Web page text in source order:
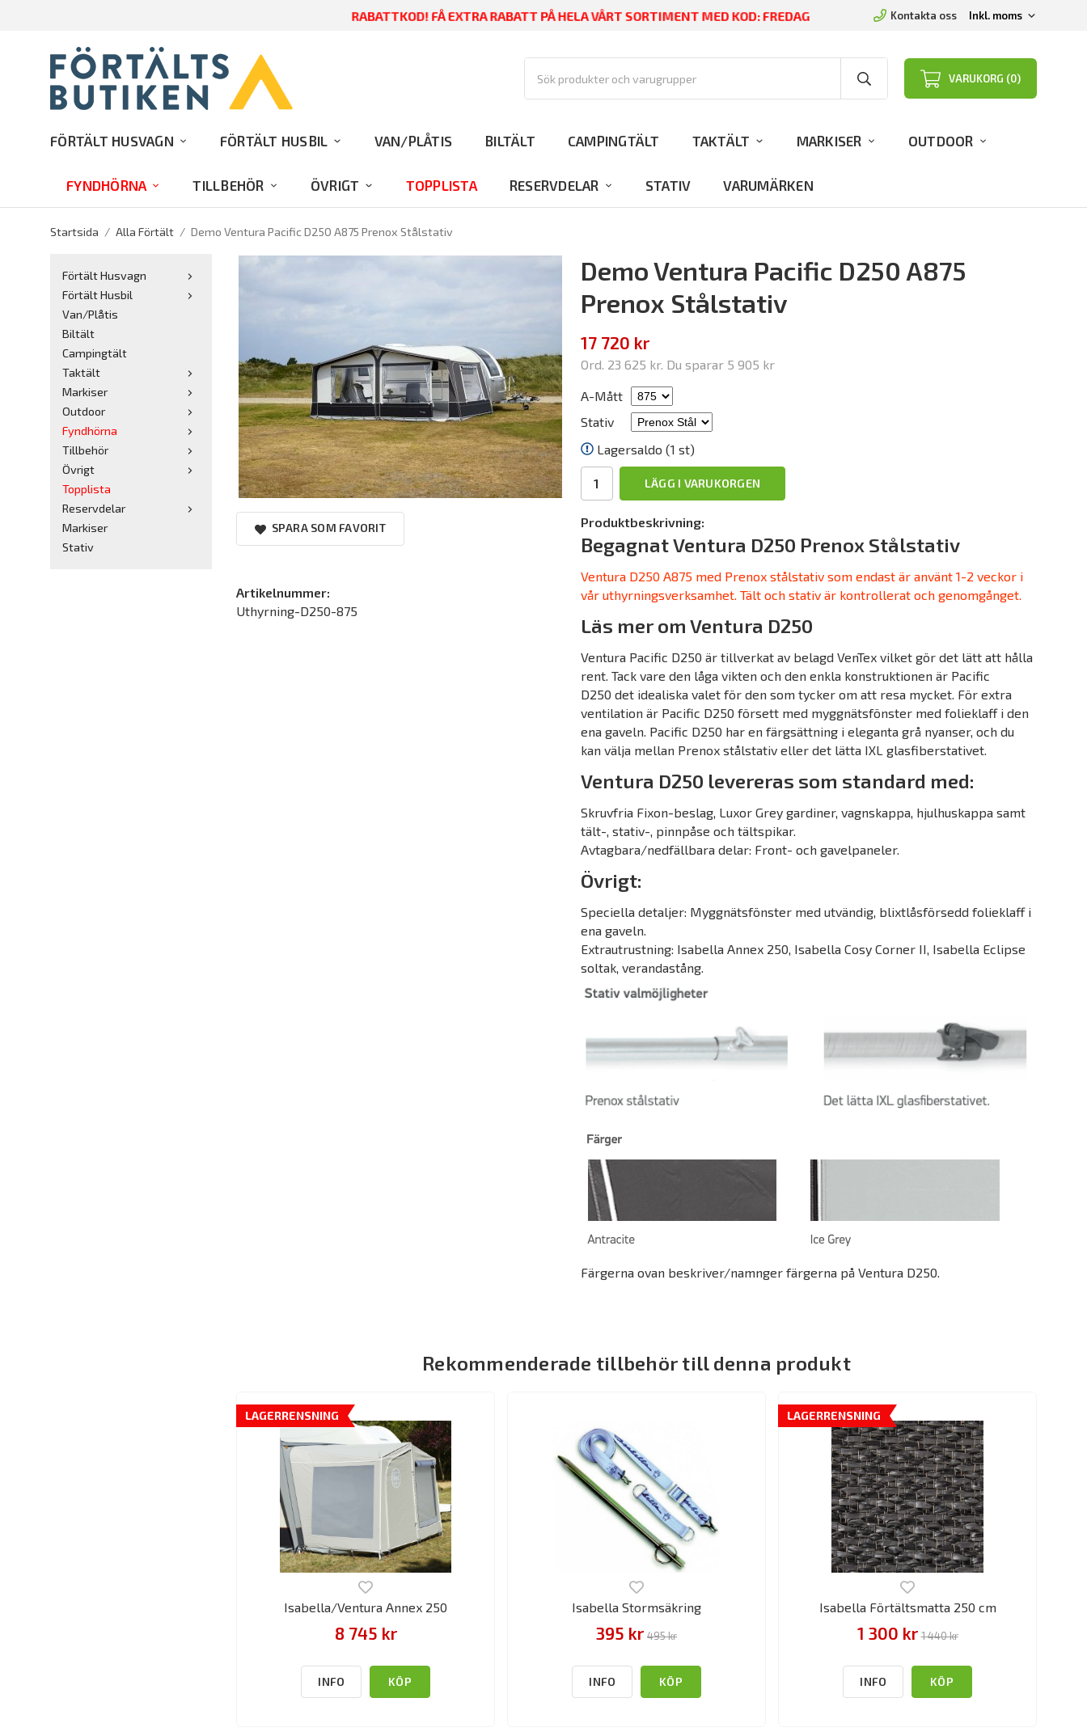
RABATTKOD! FÅ EXTRA RABATT PÅ HELA VÅRT SORTIMENT MED KOD: FREDAG Kontakta oss
VARUKORG (0)
FÖRTÄLT HUSVAGN FÖRTÄLT HUSBIL VAN/PLÅTIS BILTÄLT CAMPINGTÄLT TAKTÄLT MARKISER OUTDOOR
FYNDHÖRNA TILLBEHÖR ÖVRIGT TOPPLISTA RESERVDELAR STATIV VARUMÄRKEN
Startsida / Alla Förtält / Demo Ventura Pacific D250 A875 Prenox Stålstativ
Förtält Husvagn
Förtält Husbil
Van/Plåtis
Biltält
Campingtält
Taktält
Markiser
Outdoor
Fyndhörna
Tillbehör
Övrigt
Topplista
Reservdelar
Markiser
Stativ
Demo Ventura Pacific D250 A875
Prenox Stålstativ
17 720 kr
Ord. 23 625 kr. Du sparar 5 905 kr
A-Mått
Stativ
Lagersaldo (1 st)
LÄGG I VARUKORGEN
Produktbeskrivning:
Begagnat Ventura D250 Prenox Stålstativ
Ventura D250 A875 med Prenox stålstativ som endast är använt 1-2 veckor i
vår uthyrningsverksamhet. Tält och stativ är kontrollerat och genomgånget.
Läs mer om Ventura D250
Ventura Pacific D250 är tillverkat av belagd VenTex vilket gör det lätt att hålla
rent. Tack vare den låga vikten och den enkla konstruktionen är Pacific
D250 det idealiska valet för den som tycker om att resa mycket. För extra
ventilation är Pacific D250 försett med myggnätsfönster med folieklaff i den
ena gaveln. Pacific D250 har en färgsättning i eleganta grå nyanser, och du
kan välja mellan Prenox stålstativ eller det lätta IXL glasfiberstativet.
Ventura D250 levereras som standard med:
Skruvfria Fixon-beslag, Luxor Grey gardiner, vagnskappa, hjulhuskappa samt
tält-, stativ-, pinnpåse och tältspikar.
Avtagbara/nedfällbara delar: Front- och gavelpaneler.
Övrigt:
Speciella detaljer: Myggnätsfönster med utvändig, blixtlåsförsedd folieklaff i
ena gaveln.
Extrautrustning: Isabella Annex 250, Isabella Cosy Corner II, Isabella Eclipse
soltak, verandastång.
Färgerna ovan beskriver/namnger färgerna på Ventura D250.
SPARA SOM FAVORIT
Artikelnummer:
Uthyrning-D250-875
Rekommenderade tillbehör till denna produkt
LAGERRENSNING
Isabella/Ventura Annex 250
8 745 kr
INFO KÖP
Isabella Stormsäkring
395 kr 495 kr
INFO KÖP
LAGERRENSNING
Isabella Förtältsmatta 250 cm
1 300 kr 1 440 kr
INFO KÖP